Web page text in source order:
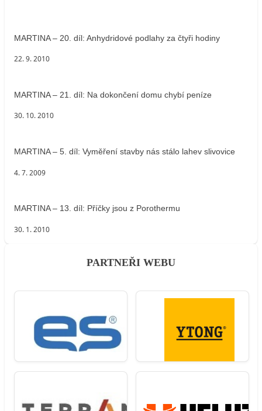
MARTINA – 20. díl: Anhydridové podlahy za čtyři hodiny
22. 9. 2010
MARTINA – 21. díl: Na dokončení domu chybí peníze
30. 10. 2010
MARTINA – 5. díl: Vyměření stavby nás stálo lahev slivovice
4. 7. 2009
MARTINA – 13. díl: Příčky jsou z Porothermu
30. 1. 2010
PARTNEŘI WEBU